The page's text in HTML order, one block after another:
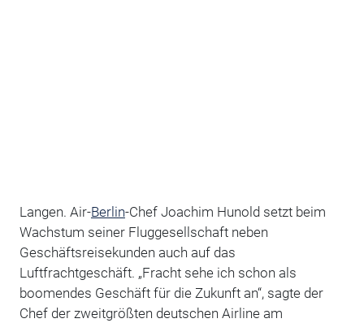
Langen. Air-Berlin-Chef Joachim Hunold setzt beim
Wachstum seiner Fluggesellschaft neben
Geschäftsreisekunden auch auf das
Luftfrachtgeschäft. „Fracht sehe ich schon als
boomendes Geschäft für die Zukunft an“, sagte der
Chef der zweitgrößten deutschen Airline am